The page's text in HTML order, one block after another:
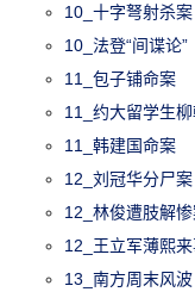
10_十字弩射杀案
10_法登“间谍论”
11_包子铺命案
11_约大留学生
11_韩建国命案
12_刘冠华分尸案
12_林俊遭肢解
12_王立军薄熙
13_南方周末风波